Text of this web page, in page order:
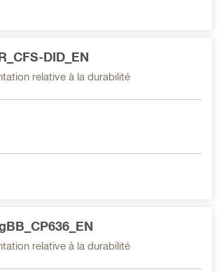
DID_EN
relative à la durabilité
relative à la durabilité